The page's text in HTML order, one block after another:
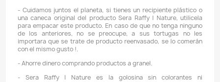
Domicilios en el Valle de Aburrá
Podemos hacer llegar su pedido con un
Valle de Aburrá , este servicio podría tener uncosto
dependerá de su ubicación y del valor total de su pedido.
están sujetos a disponibilidad logística.